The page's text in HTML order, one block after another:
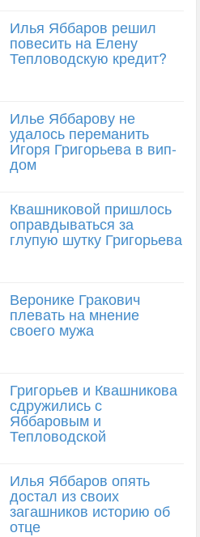
Илья Яббаров решил
повесить на Елену
Тепловодскую кредит?
Илье Яббарову не
удалось переманить
Игоря Григорьева в вип-
дом
Квашниковой пришлось
оправдываться за
глупую шутку Григорьева
Веронике Гракович
плевать на мнение
своего мужа
Григорьев и Квашникова
сдружились с
Яббаровым и
Тепловодской
Илья Яббаров опять
достал из своих
загашников историю об
отце